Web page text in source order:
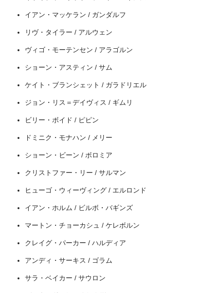
出典:
イアン・マッケラン / ガンダルフ
リヴ・タイラー / アルウェン
ヴィゴ・モーテンセン / アラゴルン
ショーン・アスティン / サム
ケイト・ブランシェット / ガラドリエル
ジョン・リス＝デイヴィス / ギムリ
ビリー・ボイド / ピピン
ドミニク・モナハン / メリー
ショーン・ビーン / ボロミア
クリストファー・リー / サルマン
ヒューゴ・ウィーヴィング / エルロンド
イアン・ホルム / ビルボ・バギンズ
マートン・チョーカシュ / ケレボルン
クレイグ・パーカー / ハルディア
アンディ・サーキス / ゴラム
サラ・ベイカー / サウロン